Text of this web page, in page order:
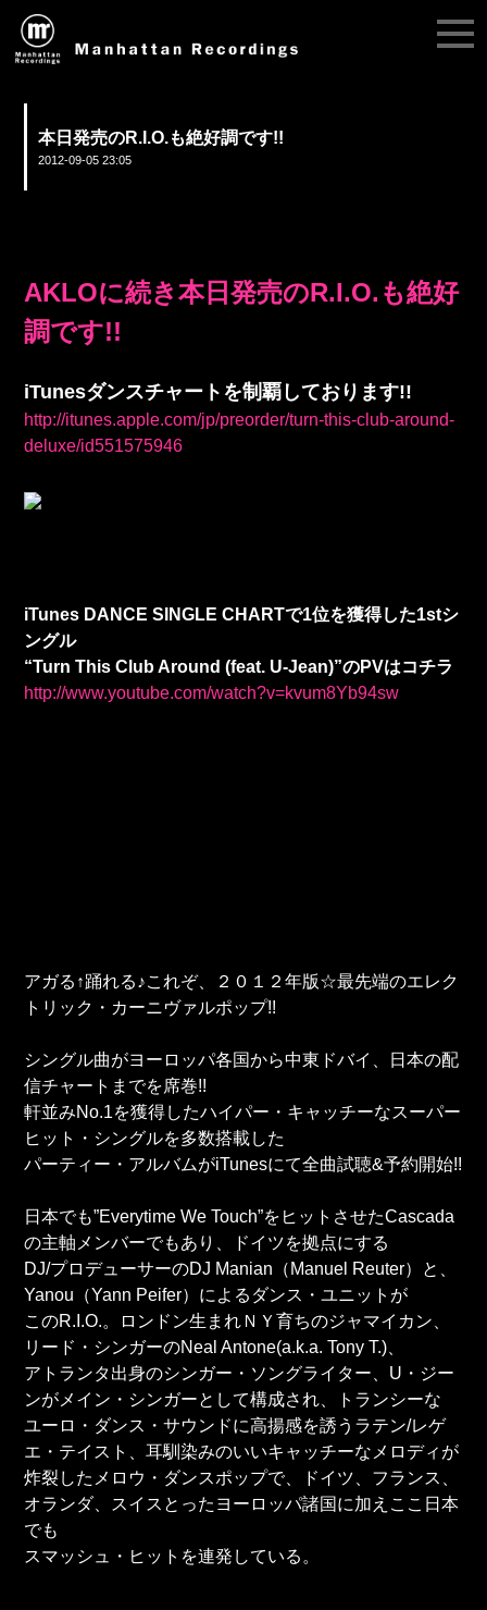
本日発売のR.I.O.も絶好調です!!
2012-09-05 23:05
AKLOに続き本日発売のR.I.O.も絶好
調です!!
iTunesダンスチャートを制覇しております!!
http://itunes.apple.com/jp/preorder/turn-this-club-around-
deluxe/id551575946
iTunes DANCE SINGLE CHARTで1位を獲得した1stシ
ングル
“Turn This Club Around (feat. U-Jean)”のPVはコチラ
http://www.youtube.com/watch?v=kvum8Yb94sw
アガる↑踊れる♪これぞ、２０１２年版☆最先端のエレク
トリック・カーニヴァルポップ!!
シングル曲がヨーロッパ各国から中東ドバイ、日本の配
信チャートまでを席巻!!
軒並みNo.1を獲得したハイパー・キャッチーなスーパー
ヒット・シングルを多数搭載した
パーティー・アルバムがiTunesにて全曲試聴&予約開始!!
日本でも”Everytime We Touch”をヒットさせたCascada
の主軸メンバーでもあり、ドイツを拠点にする
DJ/プロデューサーのDJ Manian（Manuel Reuter）と、
Yanou（Yann Peifer）によるダンス・ユニットが
このR.I.O.。ロンドン生まれＮＹ育ちのジャマイカン、
リード・シンガーのNeal Antone(a.k.a. Tony T.)、
アトランタ出身のシンガー・ソングライター、U・ジー
ンがメイン・シンガーとして構成され、トランシーな
ユーロ・ダンス・サウンドに高揚感を誘うラテン/レゲ
エ・テイスト、耳馴染みのいいキャッチーなメロディが
炸裂したメロウ・ダンスポップで、ドイツ、フランス、
オランダ、スイスとったヨーロッパ諸国に加えここ日本
でも
スマッシュ・ヒットを連発している。